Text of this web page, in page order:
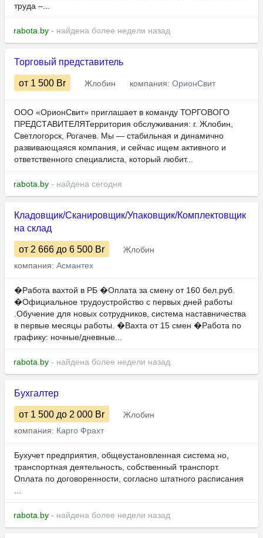
труда –...
rabota.by - найдена более недели назад
Торговый представитель
от 1 500 Br Жлобин компания: ОрионСвит
ООО «ОрионСвит» приглашает в команду ТОРГОВОГО
ПРЕДСТАВИТЕЛЯТерритория обслуживания: г. Жлобин,
Светлогорск, Рогачев. Мы — стабильная и динамично
развивающаяся компания, и сейчас ищем активного и
ответственного специалиста, который любит...
rabota.by - найдена сегодня
Кладовщик/Сканировщик/Упаковщик/Комплектовщик
на склад
от 2 666 до 6 500 Br
Жлобин
компания: Асмантех
�Работа вахтой в РБ �Оплата за смену от 160 бел.руб.
�Официальное трудоустройство с первых дней работы
.Обучение для новых сотрудников, система наставничества
в первые месяцы работы. �Вахта от 15 смен �Работа по
графику: ночные/дневные...
rabota.by - найдена более недели назад
Бухгалтер
от 1 500 до 2 000 Br
Жлобин
компания: Карго Фрахт
Бухучет предприятия, общеустановленная система но,
транспортная деятельность, собственный транспорт.
Оплата по договоренности, согласно штатного расписания
...
rabota.by - найдена более недели назад